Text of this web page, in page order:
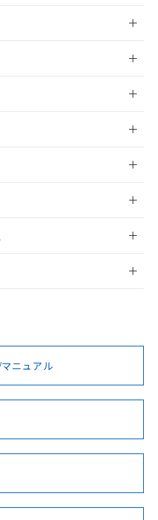
響
員登録
だく前に、以下を必ずお読
Cd Cr(VI)
BV型式承認
（フランス
KR型式
（韓国
No No
規格認証/適合状況ページへ
ページからご検索ください
ニュアル
当社基準）
で非含有を証明す
非含有を証明する
ル酸エステル類４
することから備考
りました。
在庫切替を完了
割愛しておりま